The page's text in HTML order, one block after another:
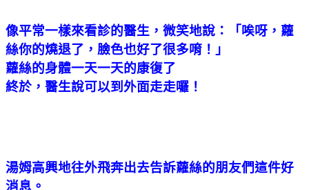
像平常一樣來看診的醫生，微笑地說：「唉呀，蘿
絲你的燒退了，臉色也好了很多唷！」
蘿絲的身體一天一天的康復了
終於，醫生說可以到外面走走囉！
湯姆高興地往外飛奔出去告訴蘿絲的朋友們這件好
消息。